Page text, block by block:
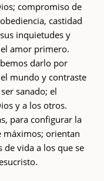
compromiso de
castidad
inquietudes y
amor primero.
darlo por
mundo y contraste
sanado; el
y a los otros.
para configurar la
máximos; orientan
vida a los que se